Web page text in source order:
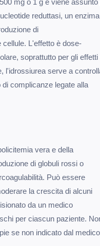
reduttasi, un enzima
di
L'effetto è dose-
soprattutto per gli effetti
l'idrossiurea serve a
complicanze legate alla
vera e della
di globuli rossi o
Può essere
la crescita di alcuni
da un medico
per ciascun paziente.
se non indicato dal